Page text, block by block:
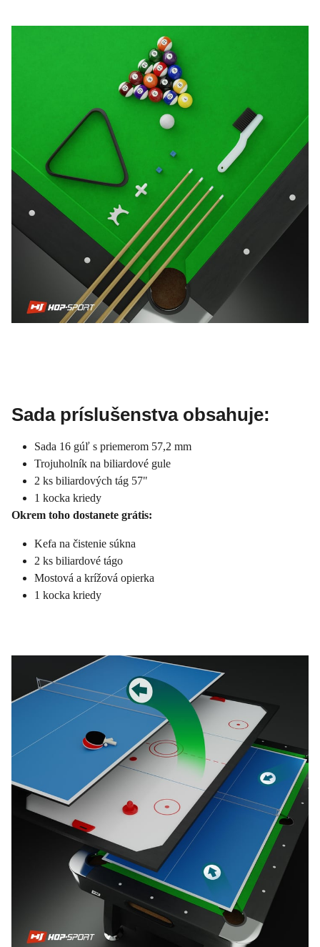
Sada príslušenstva obsahuje:
Sada 16 gúľ s priemerom 57,2 mm
Trojuholník na biliardové gule
2 ks biliardových tág 57"
1 kocka kriedy
Okrem toho dostanete grátis:
Kefa na čistenie súkna
2 ks biliardové tágo
Mostová a krížová opierka
1 kocka kriedy